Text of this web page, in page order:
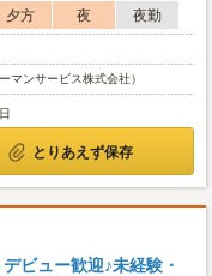
夕方 夜
夜勤
マンサービス株式会社）
とりあえず保存
ビュー歓迎♪未経験・